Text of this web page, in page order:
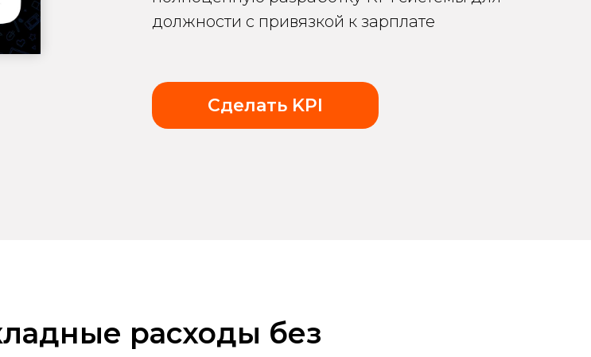
должности с привязкой к зарплате
Сделать KPI
расходы без